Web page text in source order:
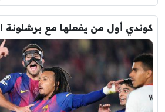
كوندي أول من يفعلها مع برشلونة !